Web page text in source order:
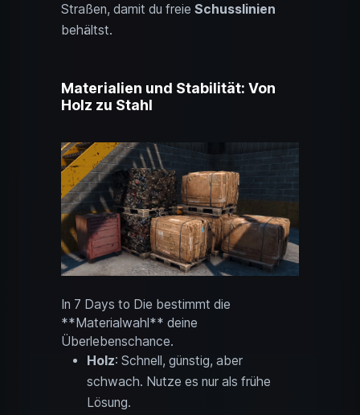
Straßen, damit du freie Schusslinien
behältst.
Materialien und Stabilität: Von
Holz zu Stahl
In 7 Days to Die bestimmt die
**Materialwahl** deine
Überlebenschance.
Holz: Schnell, günstig, aber
schwach. Nutze es nur als frühe
Lösung.